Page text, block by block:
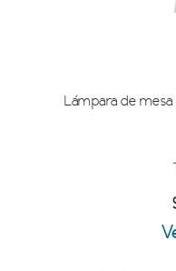
Lámpara de